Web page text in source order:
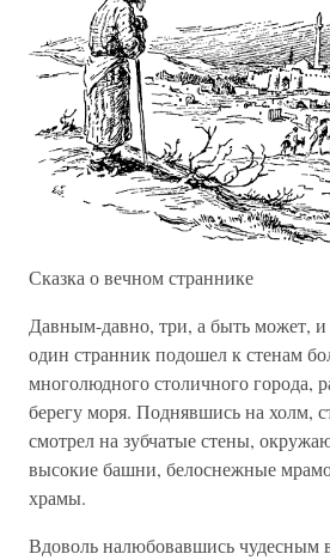
Сказка о вечном страннике
Давным-давно, три, а быть может, и
один странник подошел к стенам
многолюдного столичного города,
берегу моря. Поднявшись на холм,
смотрел на зубчатые стены,
высокие башни, белоснежные
храмы.
Вдоволь налюбовавшись чудесным